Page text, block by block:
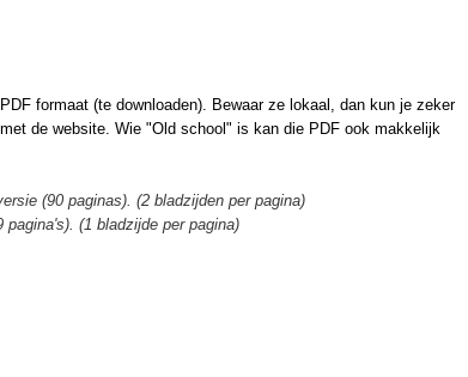
formaat (te downloaden). Bewaar ze lokaal, dan kun je zeker
de website. Wie "Old school" is kan die PDF ook makkelijk
(90 paginas). (2 bladzijden per pagina)
(1 bladzijde per pagina)